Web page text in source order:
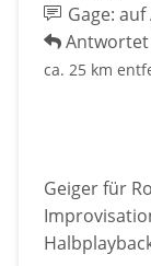
Gage:
Antwortet
ca. 25 km
Geiger für